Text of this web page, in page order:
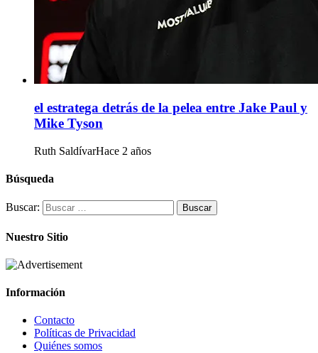
el estratega detrás de la pelea entre Jake Paul y
Mike Tyson
Ruth SaldívarHace 2 años
Búsqueda
Buscar:
Nuestro Sitio
Información
Contacto
Políticas de Privacidad
Quiénes somos